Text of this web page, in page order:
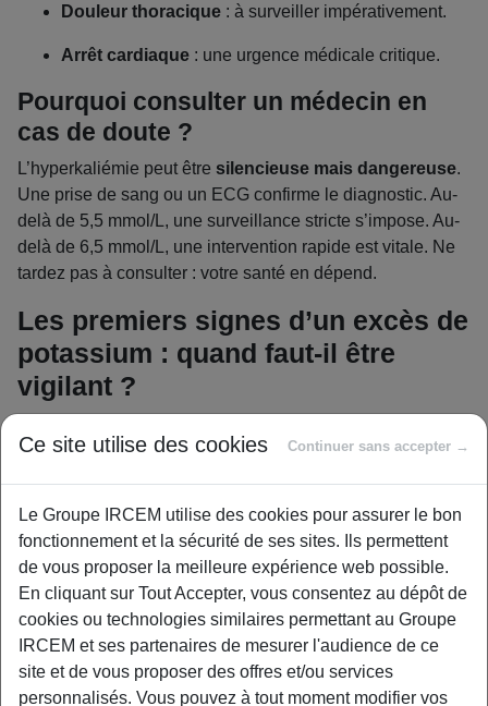
Douleur thoracique : à surveiller impérativement.
Arrêt cardiaque : une urgence médicale critique.
Pourquoi consulter un médecin en
cas de doute ?
L’hyperkaliémie peut être silencieuse mais dangereuse.
Une prise de sang ou un ECG confirme le diagnostic. Au-
delà de 5,5 mmol/L, une surveillance stricte s’impose. Au-
delà de 6,5 mmol/L, une intervention rapide est vitale. Ne
tardez pas à consulter : votre santé en dépend.
Les premiers signes d’un excès de
potassium : quand faut-il être
vigilant ?
surtout en phase légère. Pourtant, certaines sensations
La fatigue inhabituelle ou cette impression de jambes
lourdes n’ont peut-être pas de lien évident. Et si c’étaitun
excès de potassium ?Ce phénomènepeut altérer la
communication entre nerfs et muscles, réduisant votre
énergie sans raison apparente.
Des picotements dans les mains ou les pieds ? Ces
Ce site utilise des cookies Continuer sans accepter →
Le Groupe IRCEM utilise des cookies pour assurer le bon
fonctionnement et la sécurité de ses sites. Ils permettent
de vous proposer la meilleure expérience web possible.
En cliquant sur Tout Accepter, vous consentez au dépôt de
cookies ou technologies similaires permettant au Groupe
IRCEM et ses partenaires de mesurer l'audience de ce
site et de vous proposer des offres et/ou services
personnalisés. Vous pouvez à tout moment modifier vos